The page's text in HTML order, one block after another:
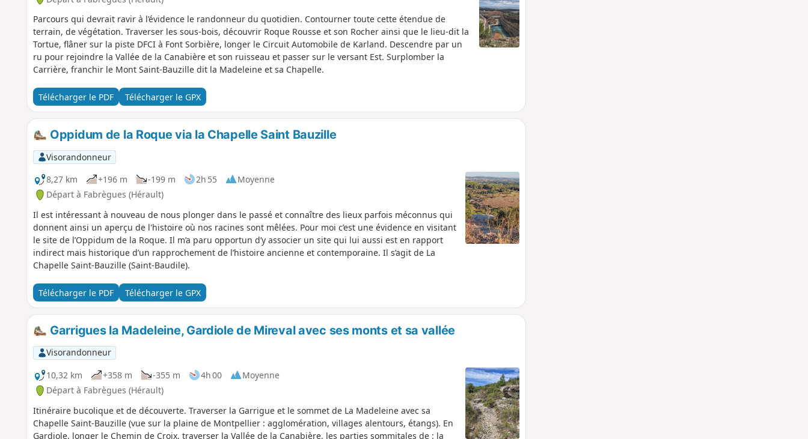
Parcours qui devrait ravir à l’évidence le randonneur du quotidien. Contourner toute cette étendue de
terrain, de végétation. Traverser les sous-bois, découvrir Roque Rousse et son Rocher ainsi que le lieu-dit la
Tortue, flâner sur la piste DFCI à Font Sorbière, longer le Circuit Automobile de Karland. Descendre par un
ru pour rejoindre la Vallée de la Canabière et son ruisseau et passer sur le versant Est. Surplomber la
Carrière, franchir le Mont Saint-Bauzille dit la Madeleine et sa Chapelle.
Télécharger le PDF Télécharger le GPX
Oppidum de la Roque via la Chapelle Saint Bauzille
Visorandonneur
8,27 km
+196 m -199 m 2h 55
Moyenne
Départ à Fabrègues (Hérault)
Il est intéressant à nouveau de nous plonger dans le passé et connaître des lieux parfois méconnus qui
donnent ainsi un aperçu de l'histoire où nos racines sont mêlées. Pour moi c’est une évidence en visitant
le site de l’Oppidum de la Roque. Il m’a paru opportun d’y associer un site qui lui aussi est en rapport
indirect mais historique d’un rapprochement de l’histoire ancienne et contemporaine. Il s’agit de La
Chapelle Saint-Bauzille (Saint-Baudile).
Télécharger le PDF Télécharger le GPX
Garrigues la Madeleine, Gardiole de Mireval avec ses monts et sa vallée
Visorandonneur
10,32 km
+358 m -355 m 4h 00
Moyenne
Départ à Fabrègues (Hérault)
Itinéraire bucolique et de découverte. Traverser la Garrigue et le sommet de La Madeleine avec sa
Chapelle Saint-Bauzille (vue sur la plaine de Montpellier : agglomération, villages alentours, étangs). En
Gardiole, longer le Chemin de Croix, traverser la Vallée de la Canabière, les parties sommitales de : la